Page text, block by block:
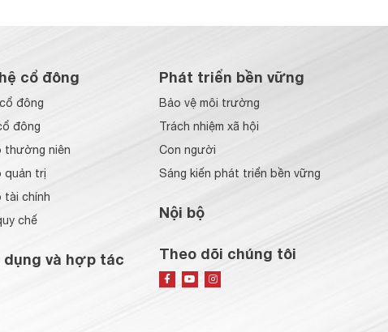
cổ đông
đông
đông
thường niên
quản trị
tài chính
chế
dụng và hợp tác
Phát triển bền vững
Bảo vệ môi trường
Trách nhiệm xã hội
Con người
Sáng kiến phát triển bền vững
Nội bộ
Theo dõi chúng tôi